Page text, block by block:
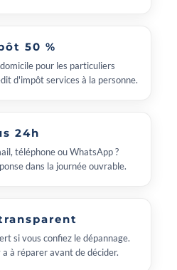
50 %
pour les particuliers
d'impôt services à la personne.
24h
téléphone ou WhatsApp ?
dans la journée ouvrable.
si vous confiez le dépannage.
à réparer avant de décider.